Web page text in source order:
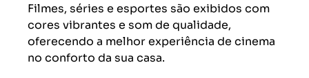
Filmes, séries e esportes são exibidos com
cores vibrantes e som de qualidade,
oferecendo a melhor experiência de cinema
no conforto da sua casa.